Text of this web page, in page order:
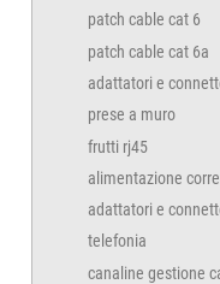
patch cable cat 6
patch cable cat 6a
adattatori e
prese a muro
frutti rj45
alimentazione
adattatori e
telefonia
canaline gestione